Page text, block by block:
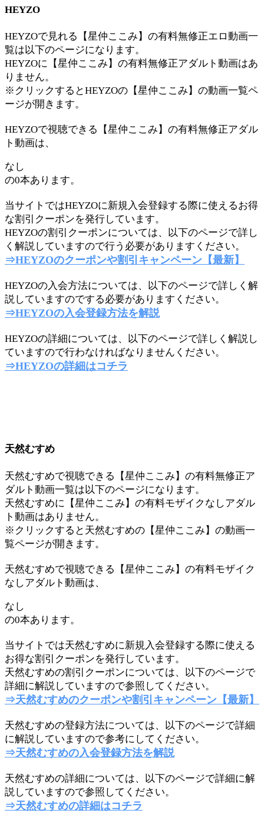
HEYZO
HEYZOで見れる【星仲ここみ】の有料無修正エロ動画一
覧は以下のページになります。
HEYZOに【星仲ここみ】の有料無修正アダルト動画はあ
りません。
※クリックするとHEYZOの【星仲ここみ】の動画一覧ペ
ージが開きます。
HEYZOで視聴できる【星仲ここみ】の有料無修正アダル
ト動画は、
なし
の0本あります。
当サイトではHEYZOに新規入会登録する際に使えるお得
な割引クーポンを発行しています。
HEYZOの割引クーポンについては、以下のページで詳し
く解説していますので行う必要がありますください。
⇒HEYZOのクーポンや割引キャンペーン【最新】
HEYZOの入会方法については、以下のページで詳しく解
説していますのでする必要がありますください。
⇒HEYZOの入会登録方法を解説
HEYZOの詳細については、以下のページで詳しく解説し
ていますので行わなければなりませんください。
⇒HEYZOの詳細はコチラ
天然むすめ
天然むすめで視聴できる【星仲ここみ】の有料無修正ア
ダルト動画一覧は以下のページになります。
天然むすめに【星仲ここみ】の有料モザイクなしアダル
ト動画はありません。
※クリックすると天然むすめの【星仲ここみ】の動画一
覧ページが開きます。
天然むすめで視聴できる【星仲ここみ】の有料モザイク
なしアダルト動画は、
なし
の0本あります。
当サイトでは天然むすめに新規入会登録する際に使える
お得な割引クーポンを発行しています。
天然むすめの割引クーポンについては、以下のページで
詳細に解説していますので参照してください。
⇒天然むすめのクーポンや割引キャンペーン【最新】
天然むすめの登録方法については、以下のページで詳細
に解説していますので参考にしてください。
⇒天然むすめの入会登録方法を解説
天然むすめの詳細については、以下のページで詳細に解
説していますので参照してください。
⇒天然むすめの詳細はコチラ